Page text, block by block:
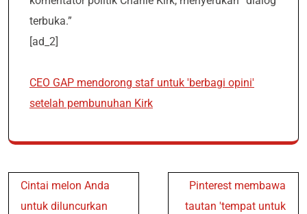
terbuka.”
[ad_2]
CEO GAP mendorong staf untuk 'berbagi opini'
setelah pembunuhan Kirk
Post
navigation
Cintai melon Anda
untuk diluncurkan
Pinterest membawa
tautan 'tempat untuk